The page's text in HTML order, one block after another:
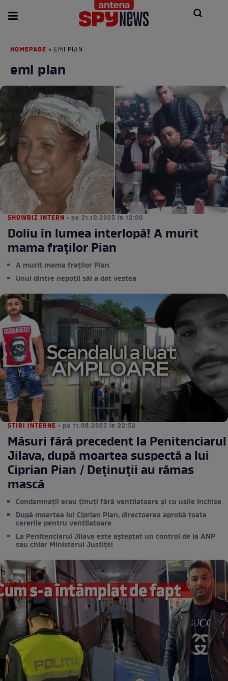
HOMEPAGE » EMI PIAN
emi pian
SHOWBIZ INTERN • pe 21.10.2025 la 12:00
Doliu în lumea interlopă! A murit
mama fraților Pian
A murit mama fraților Pian
Unul dintre nepoții săi a dat vestea
STIRI INTERNE • pe 11.06.2025 la 22:52
Măsuri fără precedent la Penitenciarul
Jilava, după moartea suspectă a lui
Ciprian Pian / Deținuții au rămas
mască
Condamnații erau ținuți fără ventilatoare și cu ușile închise
După moartea lui Ciprian Pian, directoarea aprobă toate
cererile pentru ventilatoare
La Penitenciarul Jilava este așteptat un control de la ANP
sau chiar Ministerul Justiței